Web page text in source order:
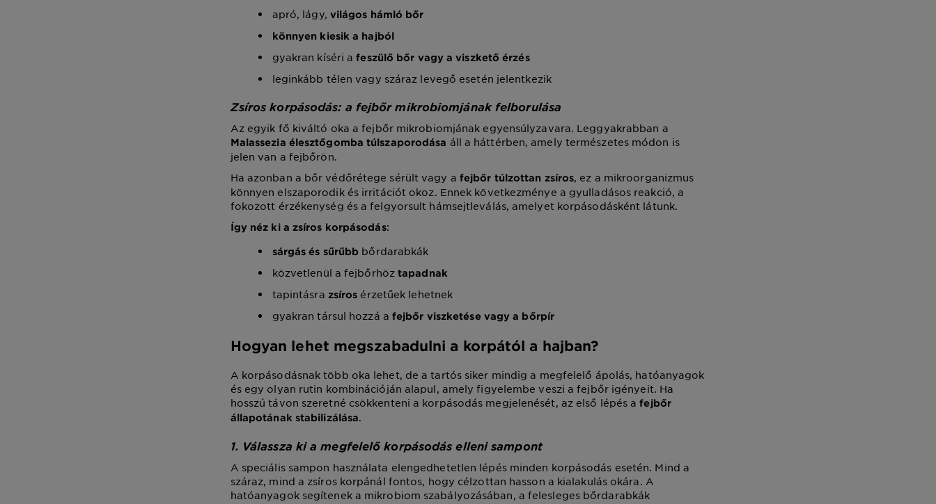
apró, lágy, világos hámló bőr
könnyen kiesik a hajból
gyakran kíséri afeszülő bőr vagy a viszkető érzés
leginkább télen vagy száraz levegő esetén jelentkezik
Zsíros korpásodás: a fejbőr mikrobiomjának felborulása
Az egyik fő kiváltó oka a fejbőr mikrobiomjának egyensúlyzavara. Leggyakrabban a
Malassezia élesztőgomba túlszaporodása áll a háttérben, amely természetes módon is
jelen van a fejbőrön.
Ha azonban a bőr védőrétege sérült vagy a fejbőr túlzottan zsíros, ez a mikroorganizmus
könnyen elszaporodik és irritációt okoz. Ennek következménye a gyulladásos reakció, a
fokozott érzékenység és a felgyorsult hámsejtleválás, amelyet korpásodásként látunk.
Így néz ki a zsíros korpásodás:
sárgás és sűrűbb bőrdarabkák
közvetlenül a fejbőrhöztapadnak
tapintásra zsíros érzetűek lehetnek
gyakran társul hozzá a fejbőr viszketése vagy a bőrpír
Hogyan lehet megszabadulni a korpától a hajban?
A korpásodásnak több oka lehet, de a tartós siker mindig a megfelelő ápolás, hatóanyagok
és egy olyan rutin kombinációján alapul, amely figyelembe veszi a fejbőr igényeit. Ha
hosszú távon szeretné csökkenteni a korpásodás megjelenését, az első lépés afejbőr
állapotának stabilizálása.
1. Válassza ki a megfelelő korpásodás elleni sampont
A speciális sampon használata elengedhetetlen lépés minden korpásodás esetén. Mind a
száraz, mind a zsíros korpánál fontos, hogy célzottan hasson a kialakulás okára. A
hatóanyagok segítenek a mikrobiom szabályozásában, a felesleges bőrdarabkák